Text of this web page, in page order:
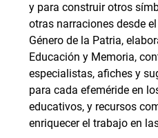
y para construir otros
otras narraciones desde
Género de la Patria,
Educación y Memoria,
especialistas, afiches y
para cada efeméride en
educativos, y recursos
enriquecer el trabajo en